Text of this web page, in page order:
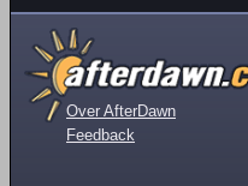
Over AfterDawn
Feedback